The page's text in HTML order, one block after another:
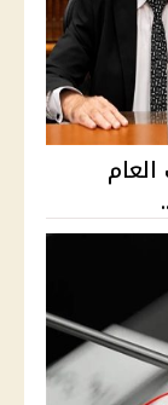
العام